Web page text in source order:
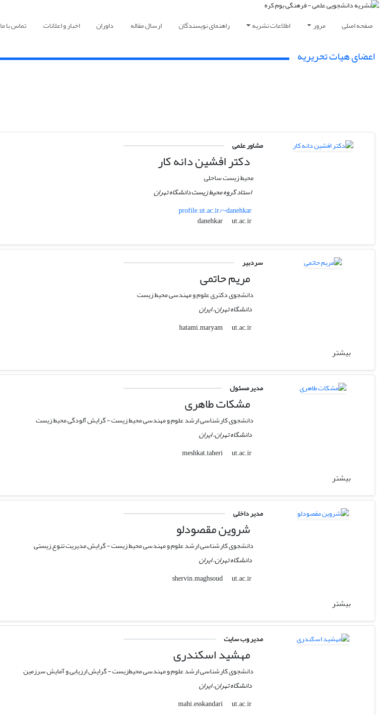
صفحه اصلی مرور اطلاعات نشریه راهنمای نویسندگان ارسال مقاله داوران اخبار و اعلانات تماس با ما
اعضای هیات تحریریه
مشاور علمی
دکتر افشین دانه کار
محیط زیست ساحلی
استاد گروه محیط زیست دانشگاه تهران
profile.ut.ac.ir/~danehkar
danehkar
ut.ac.ir
سردبیر
مریم حاتمی
دانشجوی دکتری علوم و مهندسی محیط زیست
دانشگاه تهران، ایران
hatami.maryam
ut.ac.ir
بیشتر
مدیر مسئول
مشکات طاهری
دانشجوی کارشناسی ارشد علوم و مهندسی محیط زیست - گرایش آلودگی محیط زیست
دانشگاه تهران، ایران
meshkat.taheri
ut.ac.ir
بیشتر
مدیر داخلی
شروین مقصودلو
دانشجوی کارشناسی ارشد علوم و مهندسی محیط زیست - گرایش مدیریت تنوع زیستی
دانشگاه تهران، ایران
shervin.maghsoud
ut.ac.ir
بیشتر
مدیر وب سایت
مهشید اسکندری
دانشجوی کارشناسی ارشد علوم و مهندسی محیط‌زیست - گرایش ارزیابی و آمایش سرزمین
دانشگاه تهران، ایران
mahi.esskandari
ut.ac.ir